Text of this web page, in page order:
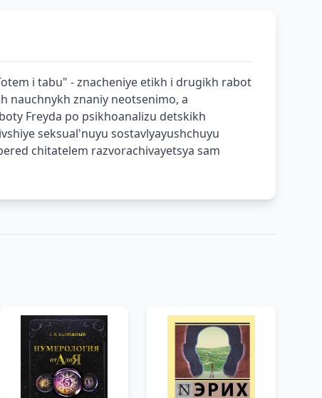
i tabu" - znacheniye etikh i drugikh rabot
nauchnykh znaniy neotsenimo, a
Freyda po psikhoanalizu detskikh
seksual'nuyu sostavlyayushchuyu
chitatelem razvorachivayetsya sam